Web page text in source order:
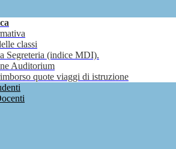
classi
Segreteria (indice MDI).
Auditorium
quote viaggi di istruzione